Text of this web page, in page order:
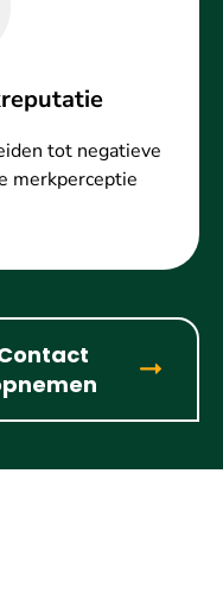
tot negatieve
merkperceptie